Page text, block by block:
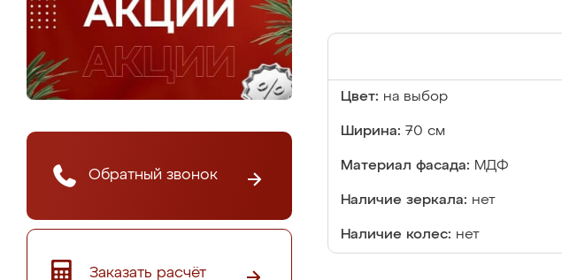
Обратный звонок
Заказать расчёт
Цвет: на выбор
Ширина: 70 см
Материал фасада: МДФ
Наличие зеркала: нет
Наличие колес: нет